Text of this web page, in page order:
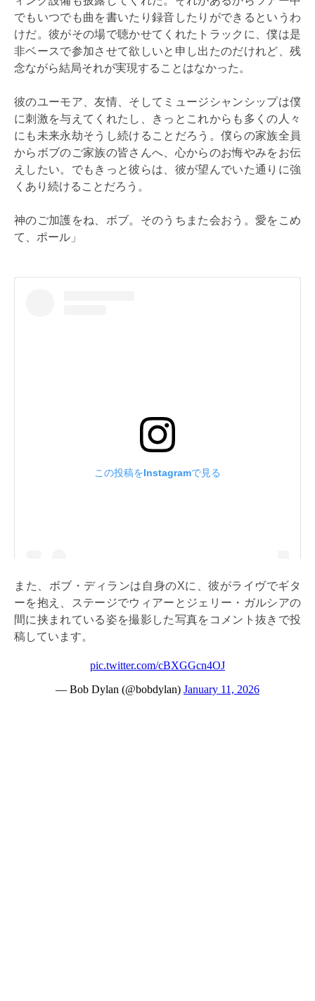
でもいつでも曲を書いたり録音したりができるというわ
けだ。彼がその場で聴かせてくれたトラックに、僕は是
非ベースで参加させて欲しいと申し出たのだけれど、残
念ながら結局それが実現することはなかった。
彼のユーモア、友情、そしてミュージシャンシップは僕
に刺激を与えてくれたし、きっとこれからも多くの人々
にも未来永劫そうし続けることだろう。僕らの家族全員
からボブのご家族の皆さんへ、心からのお悔やみをお伝
えしたい。でもきっと彼らは、彼が望んでいた通りに強
くあり続けることだろう。
神のご加護をね、ボブ。そのうちまた会おう。愛をこめ
て、ポール」
また、ボブ・ディランは自身のXに、彼がライヴでギタ
ーを抱え、ステージでウィアーとジェリー・ガルシアの
間に挟まれている姿を撮影した写真をコメント抜きで投
稿しています。